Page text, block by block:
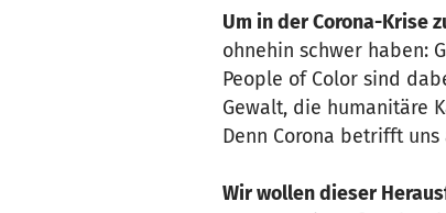
Um in der Corona-Krise
ohnehin schwer haben:
People of Color sind
Gewalt, die humanitäre
Denn Corona betrifft uns
Wir wollen dieser